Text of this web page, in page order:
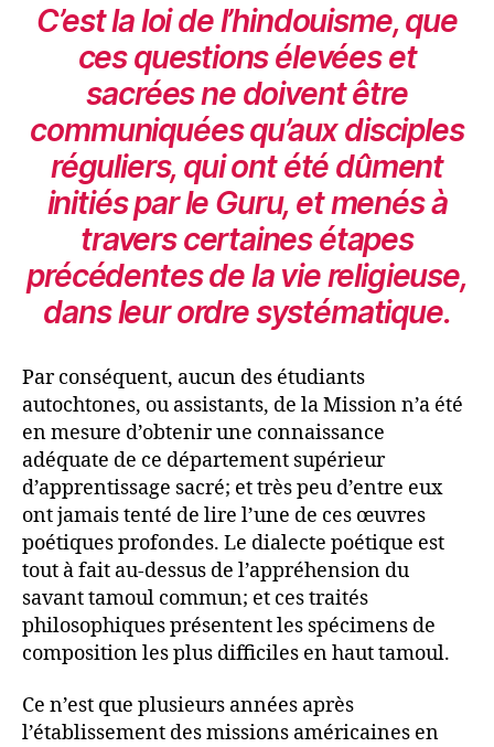
C’est la loi de l’hindouisme, que
ces questions élevées et
sacrées ne doivent être
communiquées qu’aux disciples
réguliers, qui ont été dûment
initiés par le Guru, et menés à
travers certaines étapes
précédentes de la vie religieuse,
dans leur ordre systématique.
Par conséquent, aucun des étudiants
autochtones, ou assistants, de la Mission n’a été
en mesure d’obtenir une connaissance
adéquate de ce département supérieur
d’apprentissage sacré; et très peu d’entre eux
ont jamais tenté de lire l’une de ces œuvres
poétiques profondes. Le dialecte poétique est
tout à fait au-dessus de l’appréhension du
savant tamoul commun; et ces traités
philosophiques présentent les spécimens de
composition les plus difficiles en haut tamoul.
Ce n’est que plusieurs années après
l’établissement des missions américaines en